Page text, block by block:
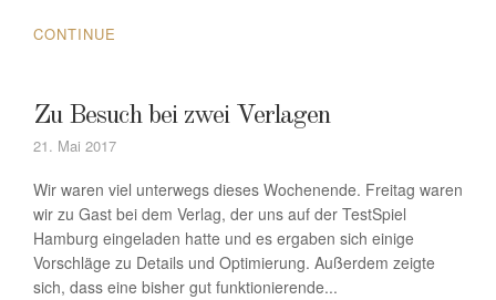
CONTINUE
Zu Besuch bei zwei Verlagen
21. Mai 2017
Wir waren viel unterwegs dieses Wochenende. Freitag waren
wir zu Gast bei dem Verlag, der uns auf der TestSpiel
Hamburg eingeladen hatte und es ergaben sich einige
Vorschläge zu Details und Optimierung. Außerdem zeigte
sich, dass eine bisher gut funktionierende...